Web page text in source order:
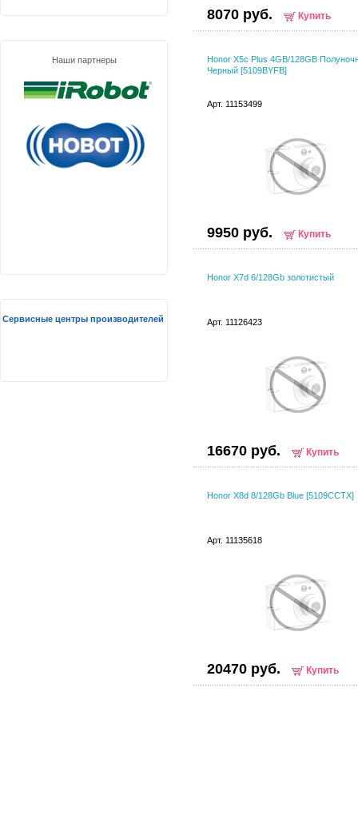
8070 руб. Купить
Honor X5c Plus 4GB/128GB
Черный [5109BYFB]
Арт. 11153499
9950 руб. Купить
Honor X7d 6/128Gb золотистый
Арт. 11126423
16670 руб. Купить
Honor X8d 8/128Gb Blue [5109CCTX]
Арт. 11135618
20470 руб. Купить
Наши партнеры
Сервисные центры производителей